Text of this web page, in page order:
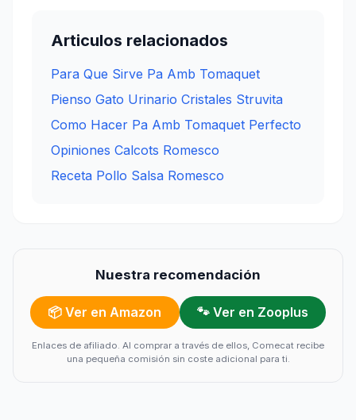
Articulos relacionados
Para Que Sirve Pa Amb Tomaquet
Pienso Gato Urinario Cristales Struvita
Como Hacer Pa Amb Tomaquet Perfecto
Opiniones Calcots Romesco
Receta Pollo Salsa Romesco
Nuestra recomendación
📦 Ver en Amazon 🐾 Ver en Zooplus
Enlaces de afiliado. Al comprar a través de ellos, Comecat recibe
una pequeña comisión sin coste adicional para ti.